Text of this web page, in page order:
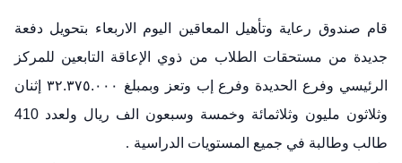
قام صندوق رعاية وتأهيل المعاقين اليوم الاربعاء بتحويل دفعة
جديدة من مستحقات الطلاب من ذوي الإعاقة التابعين للمركز
الرئيسي وفرع الحديدة وفرع إب وتعز وبمبلغ ٣٢.٣٧٥.٠٠٠ إثنان
وثلاثون مليون وثلاثمائة وخمسة وسبعون الف ريال ولعدد 410
طالب وطالبة في جميع المستويات الدراسية .